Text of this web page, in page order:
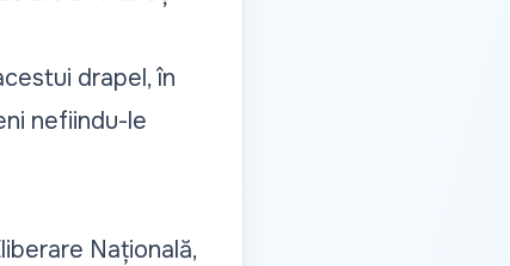
drapel, în
nefiindu-le
Națională,